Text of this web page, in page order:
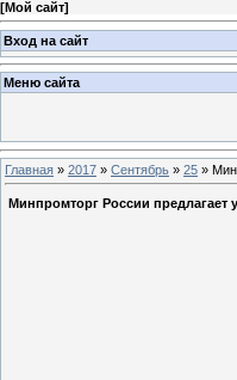
[Мой сайт]
Вход на сайт
Меню сайта
Главная » 2017 » Сентябрь » 25 »
Минпромторг России предлагает